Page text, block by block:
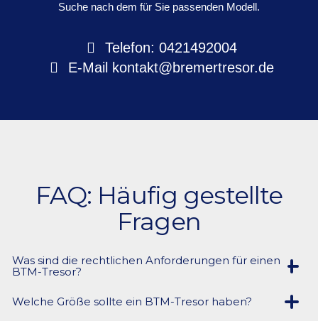
Suche nach dem für Sie passenden Modell.
Telefon: 0421492004
E-Mail
kontakt@bremertresor.de
FAQ: Häufig gestellte
Fragen
Was sind die rechtlichen Anforderungen für einen
BTM-Tresor?
Ein BTM-Tresor muss gemäß § 15 des
Welche Größe sollte ein BTM-Tresor haben?